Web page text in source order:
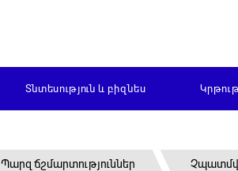
Տնտեսություն և բիզնես
Պարզ ճշմարտություններ